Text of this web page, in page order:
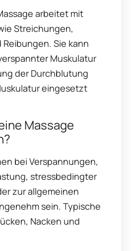
arbeitet mit
Streichungen,
Sie kann
Muskulatur
der Durchblutung
eingesetzt
Massage
bei Verspannungen,
stressbedingter
zur allgemeinen
sein. Typische
Nacken und